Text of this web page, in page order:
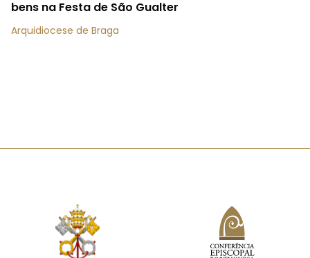
bens na Festa de São Gualter
Arquidiocese de Braga